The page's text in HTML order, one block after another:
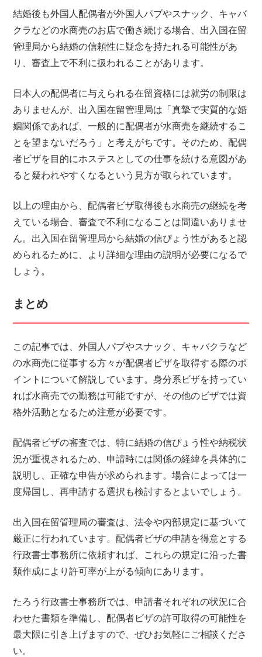
結婚後も外国人配偶者が外国人パブやスナック、キャバ
クラなどの水商売のお店で働き続ける場合、出入国在留
管理局から結婚の信頼性に疑念を持たれる可能性があ
り、審査上で不利に扱われることがあります。
日本人の配偶者に与えられる在留資格には就労の制限は
ありませんが、出入国在留管理局は「真摯で実質的な婚
姻関係であれば、一般的に配偶者が水商売を継続するこ
とを望まないだろう」と考えがちです。そのため、配偶
者ビザを目的にホステスとしての仕事を続ける意図があ
ると疑われやすくなるという見方が取られています。
以上の理由から、配偶者ビザ取得後も水商売の継続を考
えている場合、審査で不利になることは間違いありませ
ん。出入国在留管理局から結婚の信ぴょう性があると認
められるために、より詳細な理由の説明が必要になるで
しょう。
まとめ
この記事では、外国人パブやスナック、キャバクラなど
の水商売に従事する方々が配偶者ビザを取得する際のポ
イントについて解説しています。身分系ビザを持ってい
れば水商売での勤務は可能ですが、その他のビザでは資
格外活動となるため注意が必要です。
配偶者ビザの審査では、特に結婚の信ぴょう性や納税状
況が重視されるため、申請時には関係の経緯を具体的に
説明し、正確な申告が求められます。場合によっては一
度帰国し、再申請する選択も検討するとよいでしょう。
出入国在留管理局の審査は、法令や内部規定に基づいて
厳正に行われています。配偶者ビザの申請を得意とする
行政書士事務所に依頼すれば、これらの規定に沿った書
類作成により許可率が上がる傾向にあります。
たろう行政書士事務所では、申請者それぞれの状況に合
わせた書類を準備し、配偶者ビザの許可取得の可能性を
最大限に引き上げますので、ぜひお気軽にご相談くださ
い。